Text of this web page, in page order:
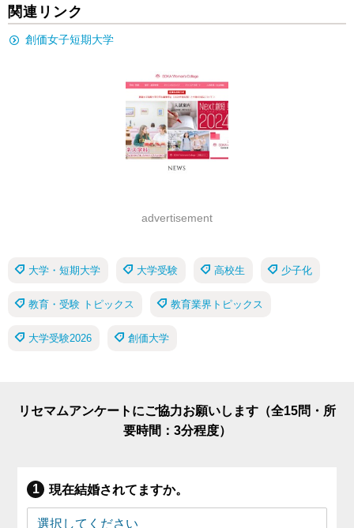
関連リンク
創価女子短期大学
advertisement
大学・短期大学 大学受験 高校生 少子化
教育・受験 トピックス 教育業界トピックス
大学受験2026 創価大学
リセマムアンケートにご協力お願いします（全15問・所
要時間：3分程度）
現在結婚されてますか。